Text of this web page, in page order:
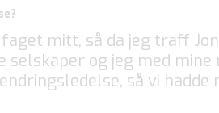
mitt, så da jeg traff
og jeg med
så vi